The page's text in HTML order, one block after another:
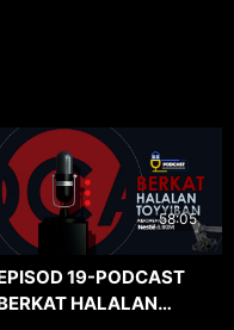
58:05
19-PODCAST
HALALAN